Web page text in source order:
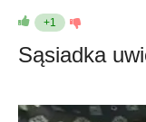
+1
Sąsiadka